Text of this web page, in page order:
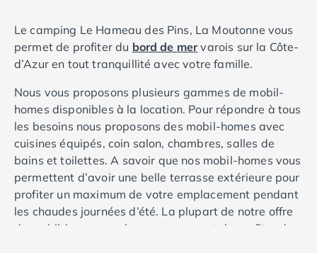
Camping Côtes d'Armor
Camping Erquy
Camping Saint-Cast-le-Guildo
Camping Benodet
Camping Brest
Camping Carantec
Camping Concarneau
Camping Douarnenez
Camping Fouesnant
Camping Plouescat
Camping Quimper
Le camping Le Hameau des Pins, La Moutonne vous
permet de profiter du bord de mervarois sur la Côte-
d’Azur en tout tranquillité avec votre famille.
Nous vous proposons plusieurs gammes de mobil-
homes disponibles à la location. Pour répondre à tous
les besoins nous proposons des mobil-homes avec
cuisines équipés, coin salon, chambres, salles de
bains et toilettes. A savoir que nos mobil-homes vous
permettent d’avoir une belle terrasse extérieure pour
profiter un maximum de votre emplacement pendant
les chaudes journées d’été. La plupart de notre offre
de mobil-home sur place vous permet de profiter de